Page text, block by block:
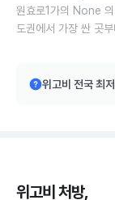
원효로1가의 None
도권에서 가장 싼 곳
위고비 전국 최
위고비 처방,